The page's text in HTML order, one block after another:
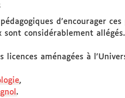
d’encourager
considérablement allégés.
aménagées à
,
.